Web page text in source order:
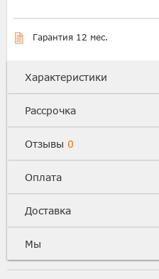
Гарантия 12 мес.
Характеристики
Рассрочка
Отзывы 0
Оплата
Доставка
Мы